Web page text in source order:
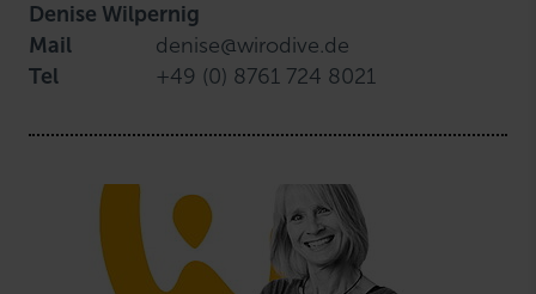
Denise Wilpernig
Mail
denise@wirodive.de
Tel
+49 (0) 8761 724 8021